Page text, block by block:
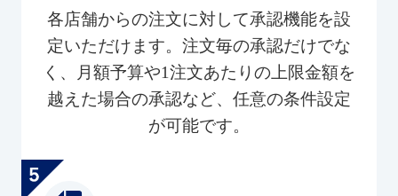
各店舗からの注文に対して承認機能を設
定いただけます。注文毎の承認だけでな
く、月額予算や1注文あたりの上限金額を
越えた場合の承認など、任意の条件設定
が可能です。